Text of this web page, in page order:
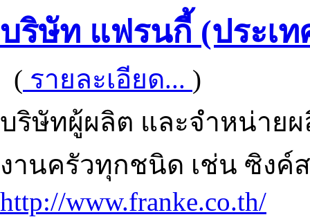
บริษัท แฟรนกี้ (ประเ
( รายละเอียด... )
บริษัทผู้ผลิต และจำหน่าย
งานครัวทุกชนิด เช่น ซิงค์
http://www.franke.co.th/